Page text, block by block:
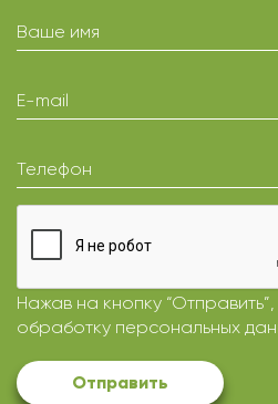
Ваше имя
E-mail
Телефон
Нажав на кнопку
обработку персональных
Отправить